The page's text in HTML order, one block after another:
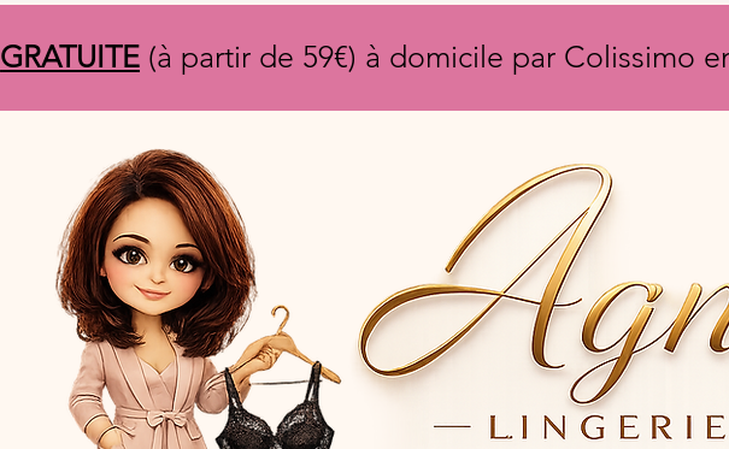
GRATUITE (à partir de 59€) à domicile par Colissimo